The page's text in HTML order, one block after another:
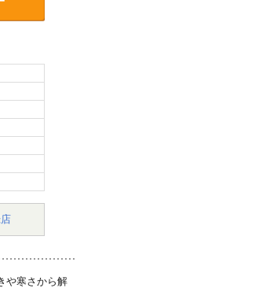
や寒さから解